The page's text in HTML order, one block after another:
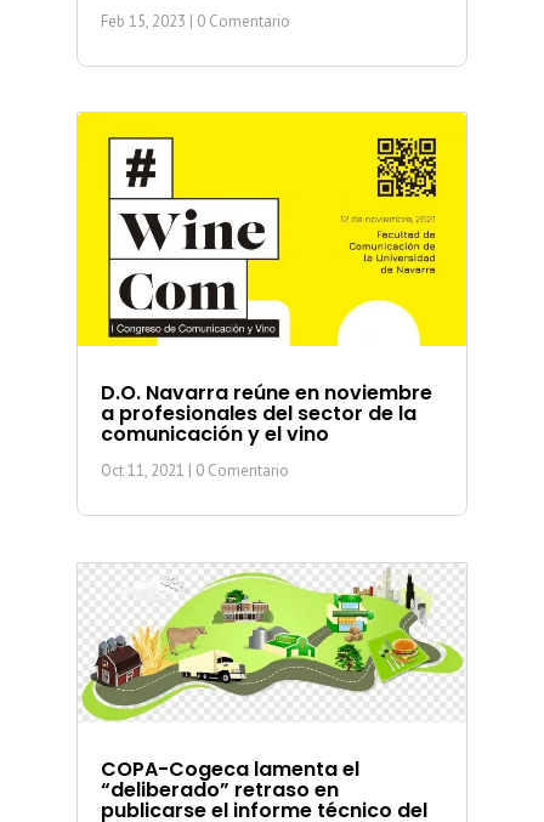
Feb 15, 2023 | 0 Comentario
D.O. Navarra reúne en noviembre
a profesionales del sector de la
comunicación y el vino
Oct 11, 2021 | 0 Comentario
COPA-Cogeca lamenta el
“deliberado” retraso en
publicarse el informe técnico del